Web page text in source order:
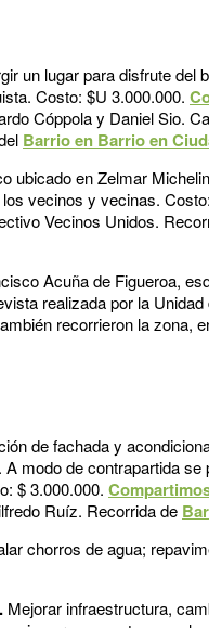
un lugar para disfrute del
Costo: $U 3.000.000.
Cóppola y Daniel Sio.
Barrio en Barrio en
ubicado en Zelmar
vecinos y vecinas.
Vecinos Unidos.
Acuña de Figueroa,
realizada por la
recorrieron la zona,
de fachada y
modo de contrapartida
$ 3.000.000.
Ruíz. Recorrida de
chorros de agua;
Mejorar infraestructura,